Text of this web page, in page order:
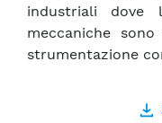
industriali dove
meccaniche
strumentazione